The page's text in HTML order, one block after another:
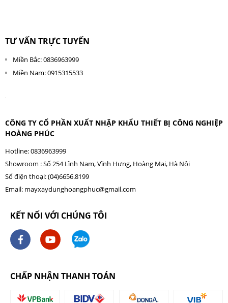
TƯ VẤN TRỰC TUYẾN
Miền Bắc: 0836963999
Miền Nam: 0915315533
CÔNG TY CỔ PHẦN XUẤT NHẬP KHẨU THIẾT BỊ CÔNG NGHIỆP
HOÀNG PHÚC
Hotline: 0836963999
Showroom : Số 254 Lĩnh Nam, Vĩnh Hưng, Hoàng Mai, Hà Nội
Số điện thoại: (04)6656.8199
Email: mayxaydunghoangphuc@gmail.com
KẾT NỐI VỚI CHÚNG TÔI
CHẤP NHẬN THANH TOÁN